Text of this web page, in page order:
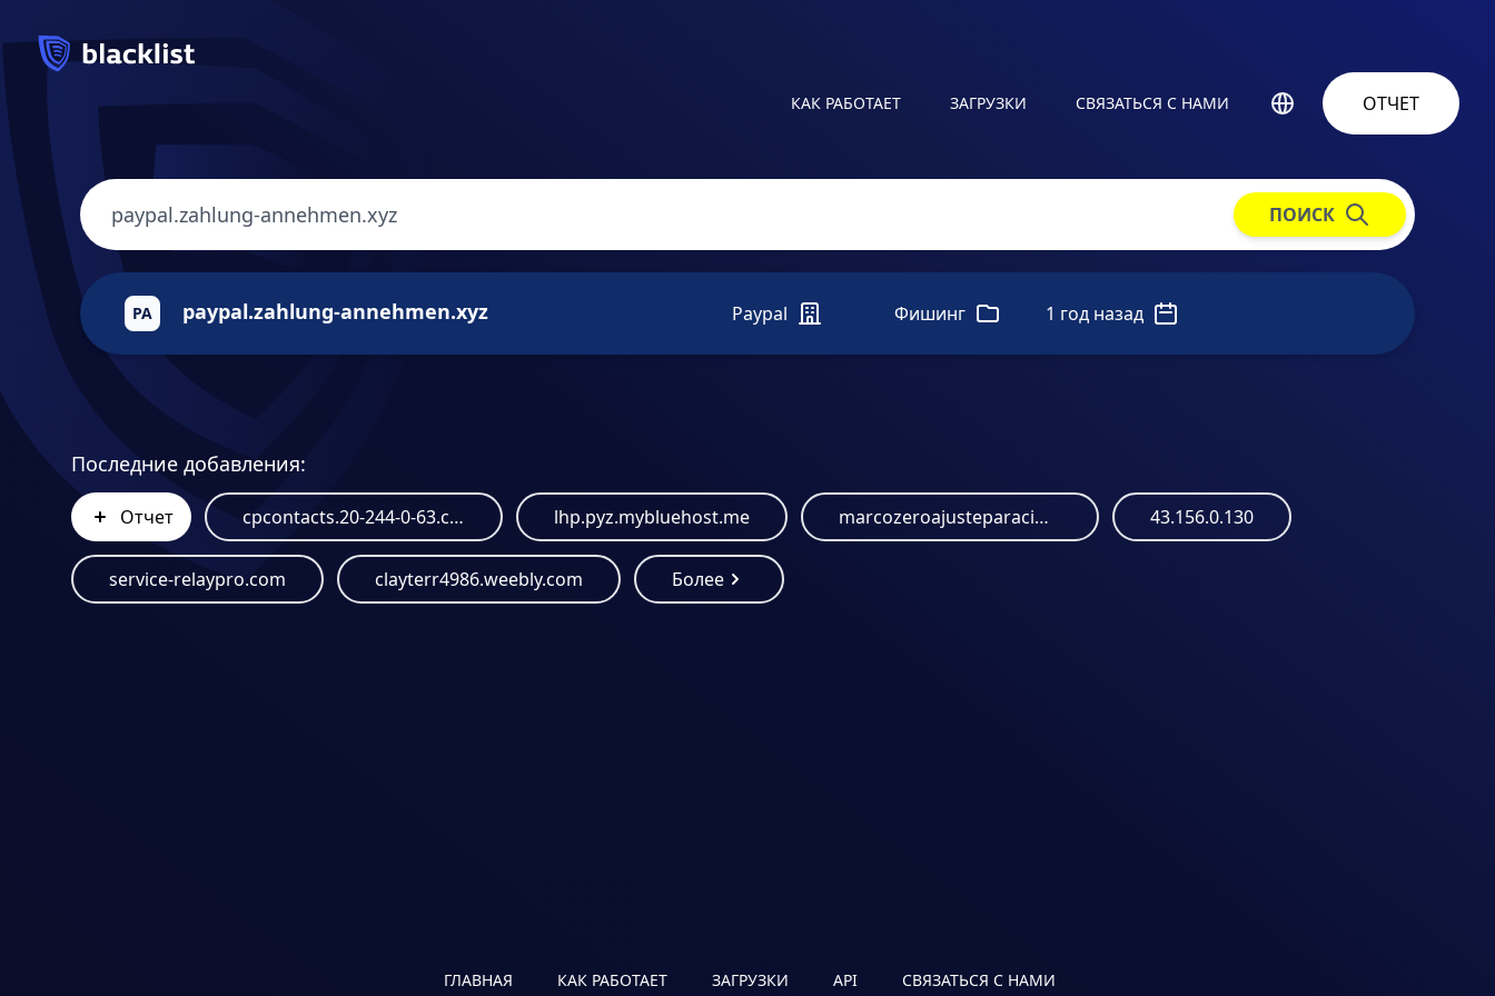
КАК РАБОТАЕТ ЗАГРУЗКИ СВЯЗАТЬСЯ С НАМИ ОТЧЕТ
ПОИСК
PA paypal.zahlung-annehmen.xyz Paypal Фишинг 1 год назад
Последние добавления:
Отчет cpcontacts.20-244-0-63.cprapid.com lhp.pyz.mybluehost.me marcozeroajusteparacima.s3.us-east-005.backblazeb2.com 43.156.0.130
service-relaypro.com clayterr4986.weebly.com Более
ГЛАВНАЯ КАК РАБОТАЕТ ЗАГРУЗКИ API СВЯЗАТЬСЯ С НАМИ